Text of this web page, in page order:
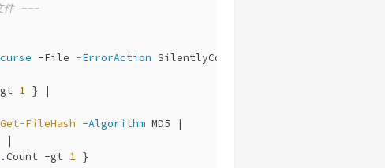
件 ---
-File -ErrorAction SilentlyContinue |
1 } |
Get-FileHash -Algorithm MD5 |
|
.Count -gt 1 }